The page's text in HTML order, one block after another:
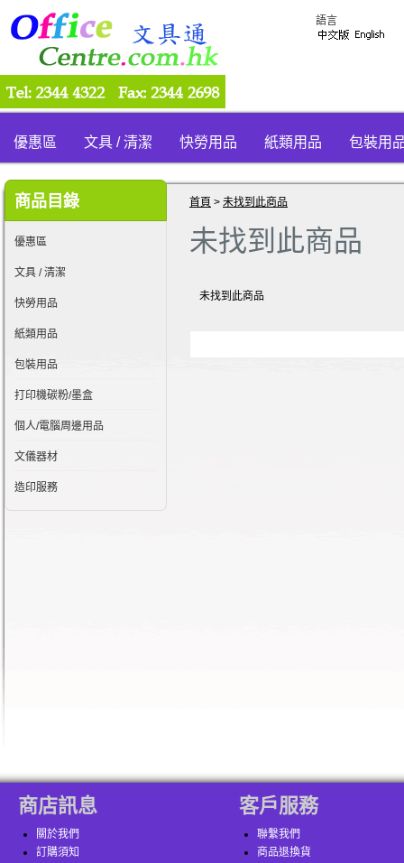
語言
優惠區 文具 / 清潔 快勞用品 紙類用品 包裝用
商品目錄
優惠區
文具 / 清潔
快勞用品
紙類用品
包裝用品
打印機碳粉/墨盒
個人/電腦周邊用品
文儀器材
造印服務
首頁 > 未找到此商品
未找到此商品
未找到此商品
商店訊息
關於我們
訂購須知
客戶服務
聯繫我們
商品退換貨